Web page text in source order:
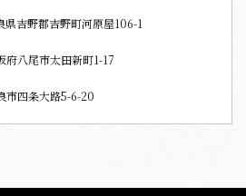
県吉野郡吉野町河原屋106-1
府八尾市太田新町1-17
市四条大路5-6-20